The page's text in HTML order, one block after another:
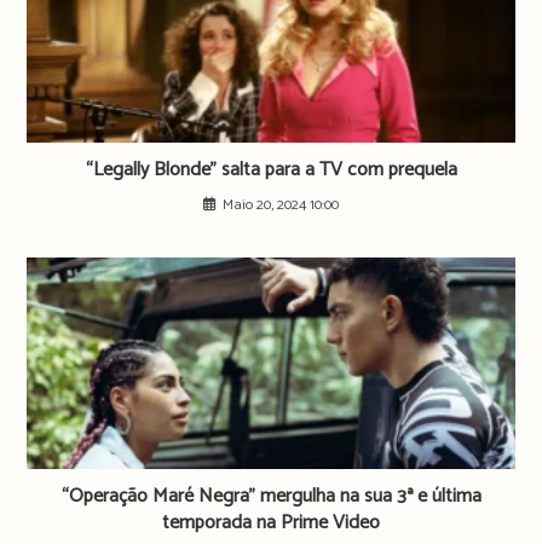
“Legally Blonde” salta para a TV com prequela
Maio 20, 2024 10:00
“Operação Maré Negra” mergulha na sua 3ª e última
temporada na Prime Video